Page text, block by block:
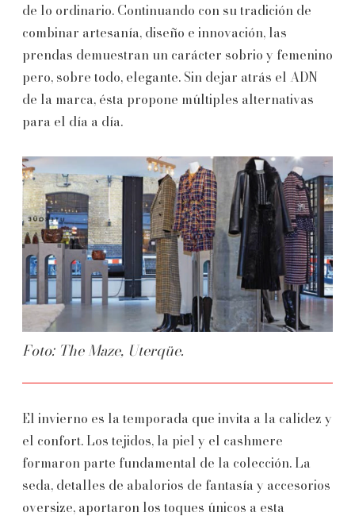
de lo ordinario. Continuando con su tradición de
combinar artesanía, diseño e innovación, las
prendas demuestran un carácter sobrio y femenino
pero, sobre todo, elegante. Sin dejar atrás el ADN
de la marca, ésta propone múltiples alternativas
para el día a día.
Foto: The Maze, Uterqüe.
El invierno es la temporada que invita a la calidez y
el confort. Los tejidos, la piel y el cashmere
formaron parte fundamental de la colección. La
seda, detalles de abalorios de fantasía y accesorios
oversize, aportaron los toques únicos a esta